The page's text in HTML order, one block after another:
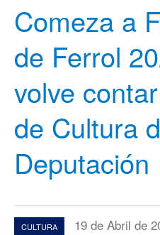
Comeza a
de Ferrol
volve
de Cultura
Deputación
CULTURA 19 de Abril de